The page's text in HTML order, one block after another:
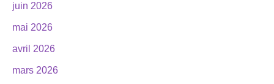
juin 2026
mai 2026
avril 2026
mars 2026